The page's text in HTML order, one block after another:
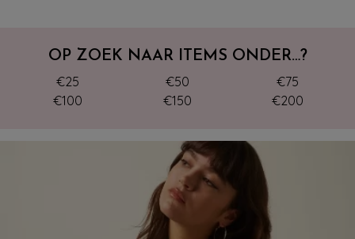
OP ZOEK NAAR ITEMS ONDER…?
€25
€50
€75
€100
€150 €200